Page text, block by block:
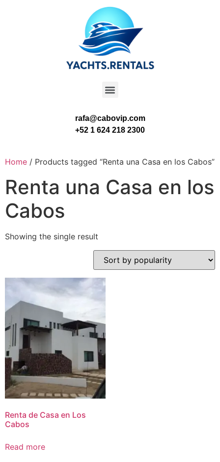
rafa@cabovip.com
+52 1 624 218 2300
Home / Products tagged “Renta una Casa en los Cabos”
Renta una Casa en los
Cabos
Showing the single result
Renta de Casa en Los
Cabos
Read more